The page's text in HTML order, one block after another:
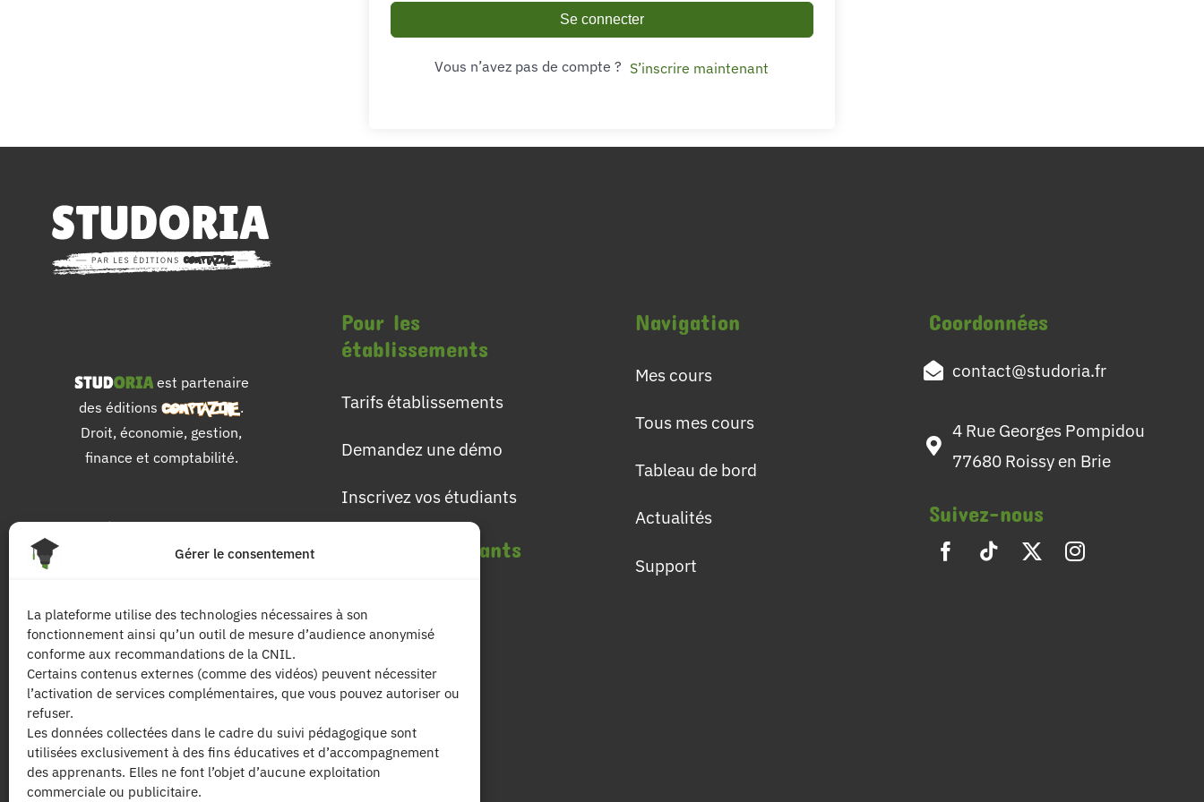
Gérer le consentement
La plateforme utilise des technologies nécessaires à son
fonctionnement ainsi qu’un outil de mesure d’audience anonymisé
conforme aux recommandations de la CNIL.
Certains contenus externes (comme des vidéos) peuvent nécessiter
l’activation de services complémentaires, que vous pouvez autoriser ou
refuser.
Les données collectées dans le cadre du suivi pédagogique sont
utilisées exclusivement à des fins éducatives et d’accompagnement
des apprenants. Elles ne font l’objet d’aucune exploitation
commerciale ou publicitaire.
Se connecter
Vous n’avez pas de compte ? S’inscrire maintenant
est partenaire
des éditions
.
Droit, économie, gestion,
finance et comptabilité.
Pour les
établissements
Tarifs établissements
Demandez une démo
Inscrivez vos étudiants
Pour les étudiants
Les tarifs
Navigation
Mes cours
Tous mes cours
Tableau de bord
Actualités
Support
Coordonnées
contact@studoria.fr
4 Rue Georges Pompidou
77680 Roissy en Brie
Suivez-nous